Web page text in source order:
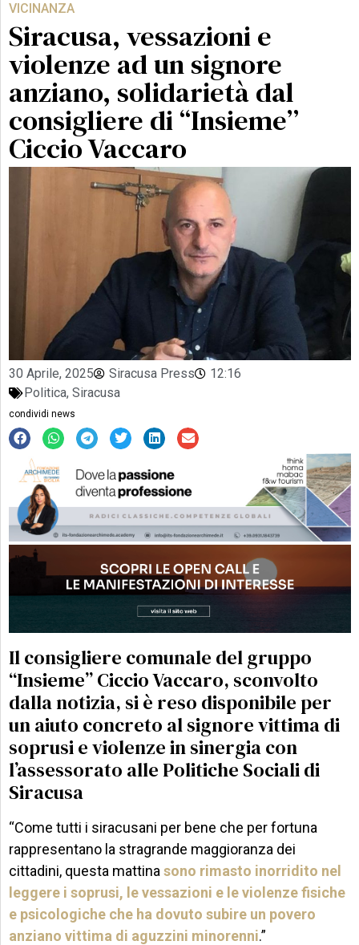
VICINANZA
Siracusa, vessazioni e
violenze ad un signore
anziano, solidarietà dal
consigliere di “Insieme”
Ciccio Vaccaro
30 Aprile, 2025 Siracusa Press
12:16
Politica, Siracusa
condividi news
Il consigliere comunale del gruppo
“Insieme” Ciccio Vaccaro, sconvolto
dalla notizia, si è reso disponibile per
un aiuto concreto al signore vittima di
soprusi e violenze in sinergia con
l’assessorato alle Politiche Sociali di
Siracusa
“Come tutti i siracusani per bene che per fortuna
rappresentano la stragrande maggioranza dei
cittadini, questa mattina sono rimasto inorridito nel
leggere i soprusi, le vessazioni e le violenze fisiche
e psicologiche che ha dovuto subire un povero
anziano vittima di aguzzini minorenni.”